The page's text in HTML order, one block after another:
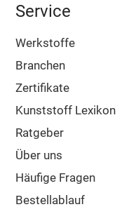
Service
Werkstoffe
Branchen
Zertifikate
Kunststoff Lexikon
Ratgeber
Über uns
Häufige Fragen
Bestellablauf